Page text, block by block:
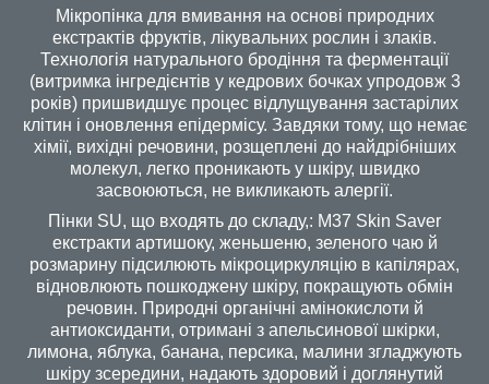
Мікропінка для вмивання на основі природних
екстрактів фруктів, лікувальних рослин і злаків.
Технологія натурального бродіння та ферментації
(витримка інгредієнтів у кедрових бочках упродовж 3
років) пришвидшує процес відлущування застарілих
клітин і оновлення епідермісу. Завдяки тому, що немає
хімії, вихідні речовини, розщеплені до найдрібніших
молекул, легко проникають у шкіру, швидко
засвоюються, не викликають алергії.
Пінки SU, що входять до складу,: M37 Skin Saver
екстракти артишоку, женьшеню, зеленого чаю й
розмарину підсилюють мікроциркуляцію в капілярах,
відновлюють пошкоджену шкіру, покращують обмін
речовин. Природні органічні амінокислоти й
антиоксиданти, отримані з апельсинової шкірки,
лимона, яблука, банана, персика, малини згладжують
шкіру зсередини, надають здоровий і доглянутий